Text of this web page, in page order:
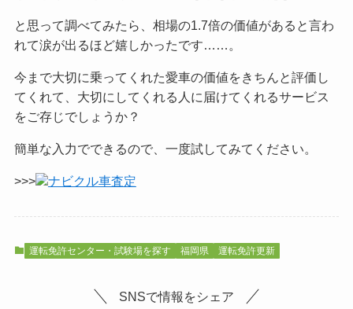
と思って調べてみたら、相場の1.7倍の価値があると言わ
れて涙が出るほど嬉しかったです……。
今まで大切に乗ってくれた愛車の価値をきちんと評価し
てくれて、大切にしてくれる人に届けてくれるサービス
をご存じでしょうか？
簡単な入力でできるので、一度試してみてください。
>>> ナビクル車査定
運転免許センター・試験場を探す 福岡県 運転免許更新
SNSで情報をシェア